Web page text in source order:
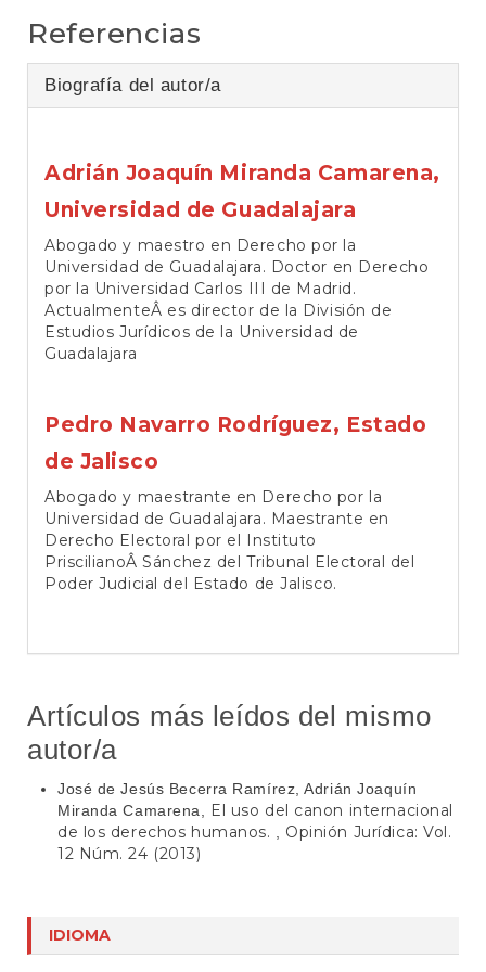
Referencias
Biografía del autor/a
Adrián Joaquín Miranda Camarena,
Universidad de Guadalajara
Abogado y maestro en Derecho por la
Universidad de Guadalajara. Doctor en Derecho
por la Universidad Carlos III de Madrid.
ActualmenteÂ es director de la División de
Estudios Jurídicos de la Universidad de
Guadalajara
Pedro Navarro Rodríguez, Estado
de Jalisco
Abogado y maestrante en Derecho por la
Universidad de Guadalajara. Maestrante en
Derecho Electoral por el Instituto
PriscilianoÂ Sánchez del Tribunal Electoral del
Poder Judicial del Estado de Jalisco.
Artículos más leídos del mismo
autor/a
José de Jesús Becerra Ramírez, Adrián Joaquín
Miranda Camarena,
El uso del canon internacional
de los derechos humanos.
Opinión Jurídica: Vol.
12 Núm. 24 (2013)
IDIOMA